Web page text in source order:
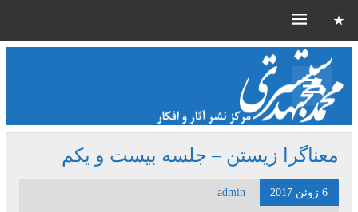
معناگرا زیستن – جلسه بیست و یکم
6 ژوئن 2017 admin